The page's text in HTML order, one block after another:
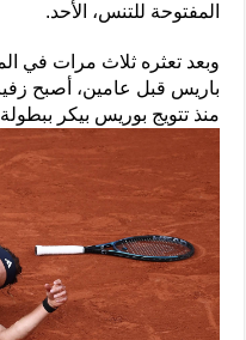
المفتوحة للتنس، الأحد.
وبعد تعثره ثلاث مرات في
باريس قبل عامين، أصبح
منذ تتويج بوريس بيكر